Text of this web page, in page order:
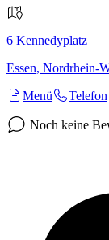
6 Kennedyplatz
Essen, Nordrhein-
Menü
Telefon
Noch keine